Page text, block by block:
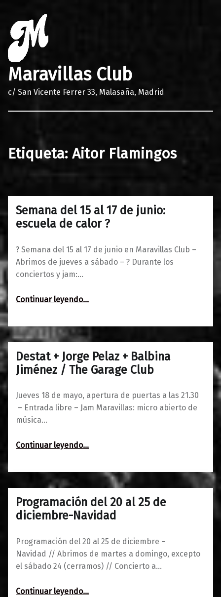
Maravillas Club
c/ San Vicente Ferrer 33, Malasaña, Madrid
Etiqueta: Aitor Flamingos
Semana del 15 al 17 de junio:
escuela de calor ?
? Semana del 15 al 17 de junio en Maravillas Club –
Abrimos de jueves a sábado – ? Durante los
conciertos y jam:…
Continuar leyendo“Semana del 15 al 17 de junio: escuela de calor ?”…
15/06/2017
0
Maravillas
Destat + Jorge Pelaz + Balbina
Jiménez / The Garage Club
Jueves 18 de mayo, apertura de puertas a las 21.30
– Entrada libre – Jam Maravillas: micro abierto de
música…
Continuar leyendo“Destat + Jorge Pelaz + Balbina Jiménez / The Garage Club”
…
17/05/2017
0
Maravillas
Programación del 20 al 25 de
diciembre-Navidad
Programación del 20 al 25 de diciembre –
Navidad // Abrimos de martes a domingo, excepto
el sábado 24 (cerramos) // Concierto a…
Continuar leyendo“Programación del 20 al 25 de diciembre-Navidad”
…
19/12/20160
Maravillas